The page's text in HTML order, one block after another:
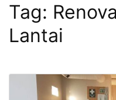
Tag:
Lantai